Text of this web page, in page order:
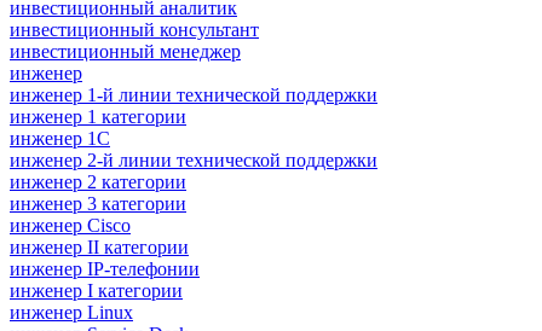
инвестиционный аналитик
инвестиционный консультант
инвестиционный менеджер
инженер
инженер 1-й линии технической поддержки
инженер 1 категории
инженер 1С
инженер 2-й линии технической поддержки
инженер 2 категории
инженер 3 категории
инженер Cisco
инженер II категории
инженер IP-телефонии
инженер I категории
инженер Linux